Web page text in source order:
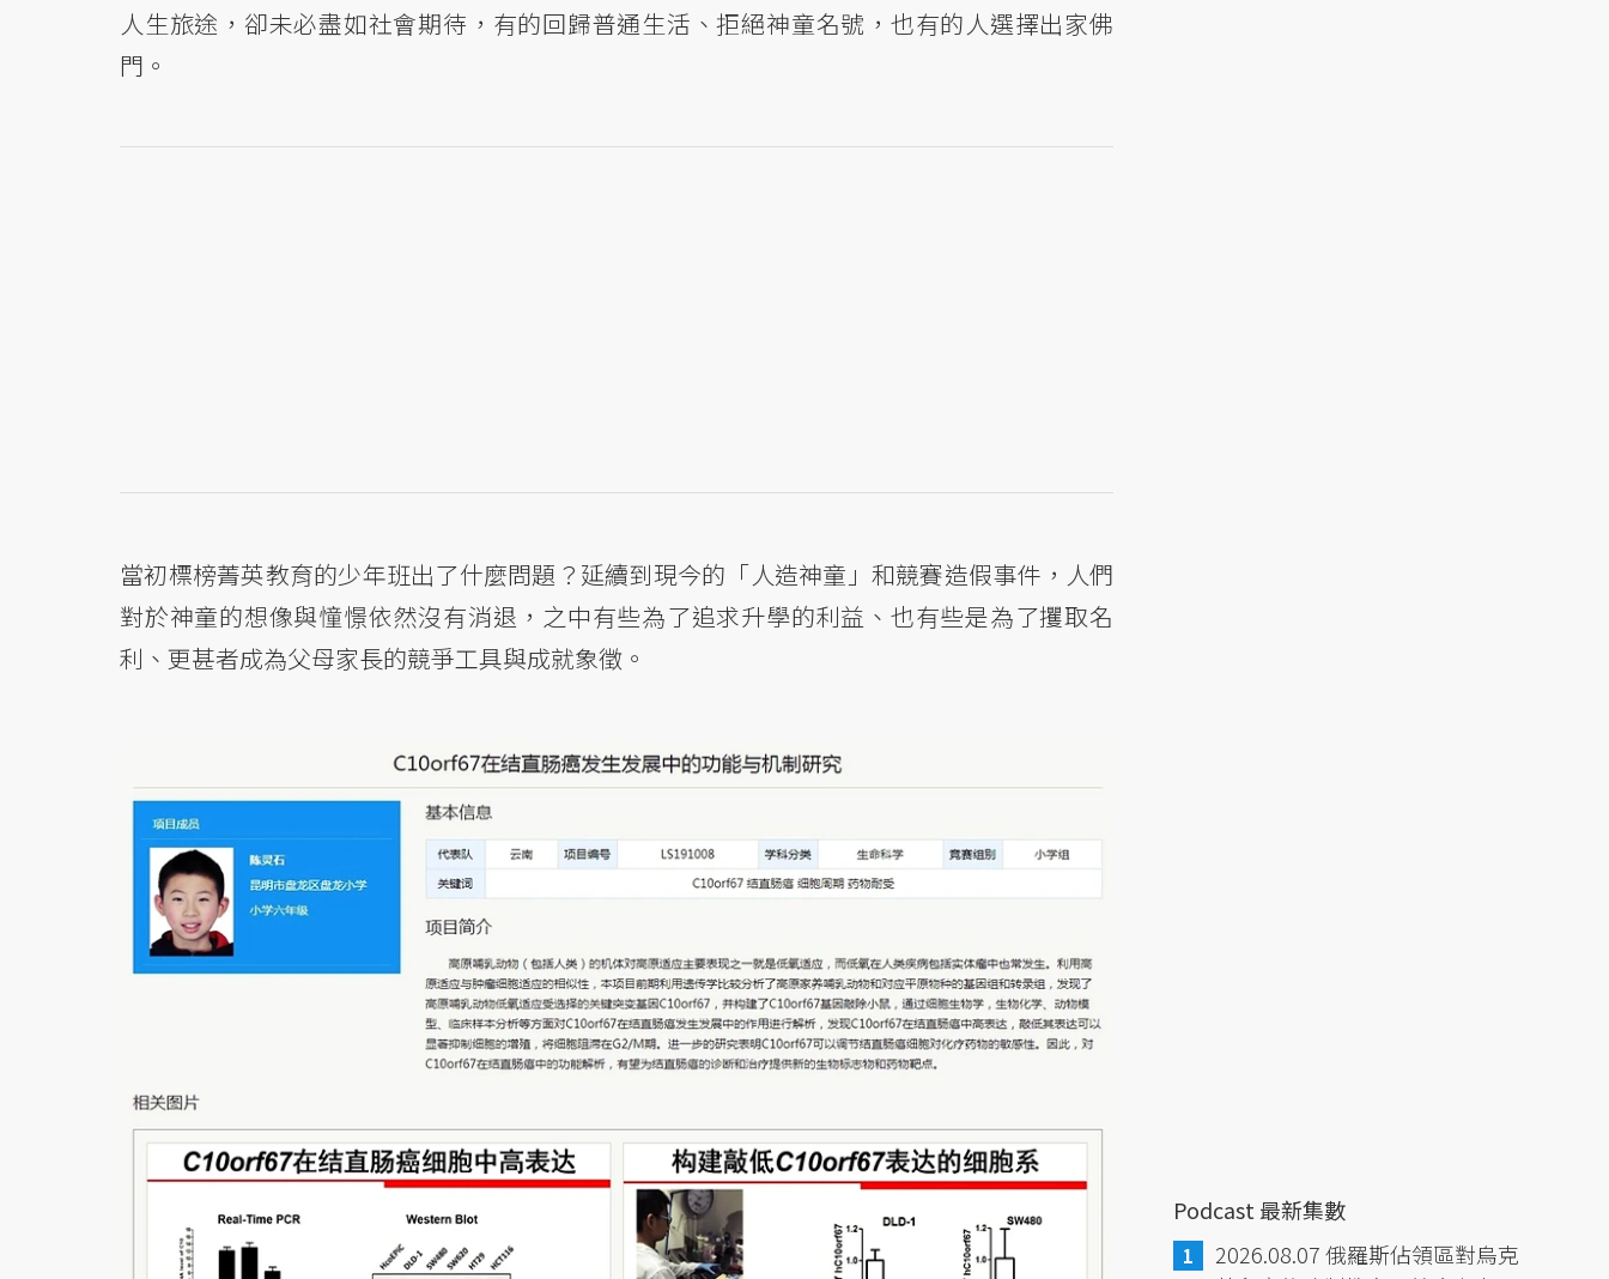
人生旅途，卻未必盡如社會期待，有的回歸普通生活、拒絕神童名號，也有的人選擇出家佛
門。
當初標榜菁英教育的少年班出了什麼問題？延續到現今的「人造神童」和競賽造假事件，人們
對於神童的想像與憧憬依然沒有消退，之中有些為了追求升學的利益、也有些是為了攫取名
利、更甚者成為父母家長的競爭工具與成就象徵。
Podcast 最新集數
2026.08.07 俄羅斯佔領區對烏克